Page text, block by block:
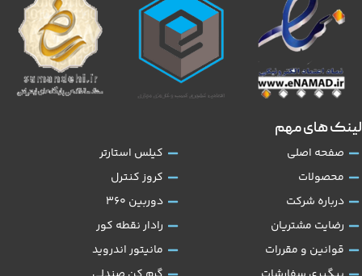
لینک های مهم
صفحه اصلی
محصولات
درباره شرکت
رضایت مشتریان
قوانین و مقررات
کیلس استارتر
کروز کنترل
دوربین 360
رادار نقطه کور
مانیتور اندروید